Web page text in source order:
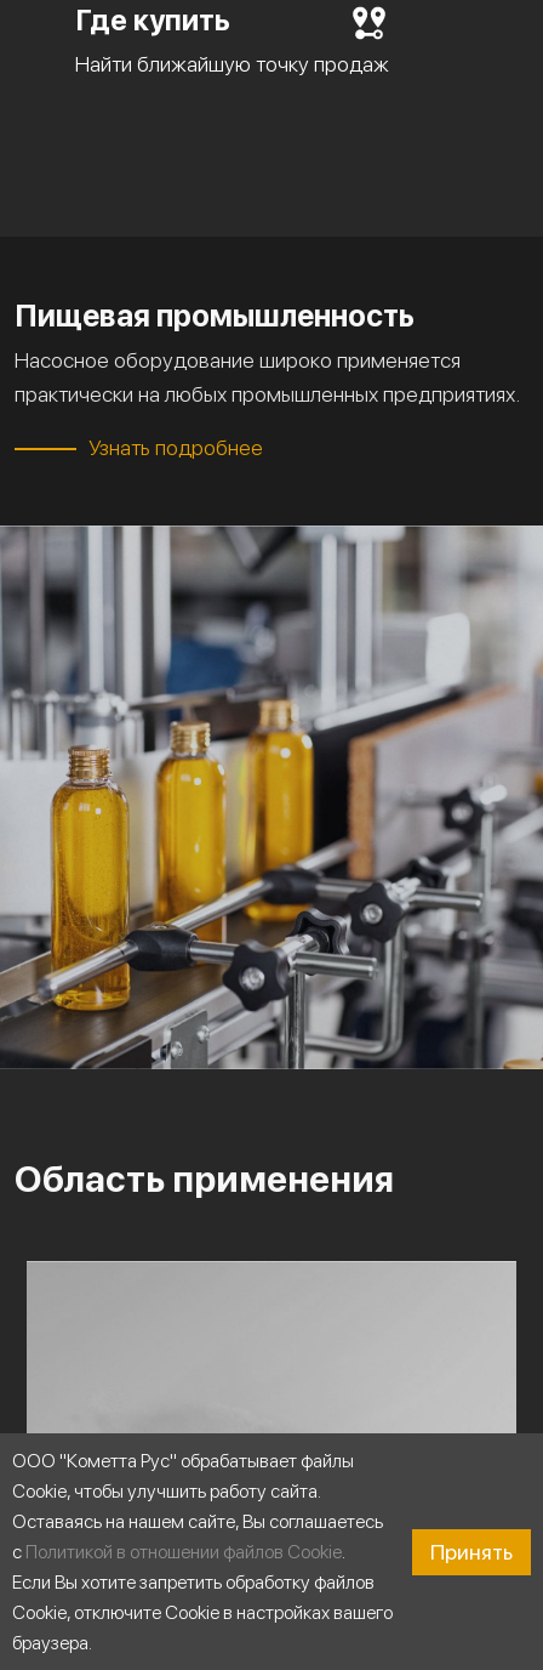
Где купить
Найти ближайшую точку продаж
Пищевая промышленность
Насосное оборудование широко применяется
практически на любых промышленных предприятиях.
Узнать подробнее
Область применения
ООО "Кометта Рус" обрабатывает файлы
Cookie, чтобы улучшить работу сайта.
Оставаясь на нашем сайте, Вы соглашаетесь
с Политикой в отношении файлов Cookie.
Если Вы хотите запретить обработку файлов
Cookie, отключите Cookie в настройках вашего
браузера.
Принять